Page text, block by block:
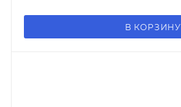
В КОРЗИНУ